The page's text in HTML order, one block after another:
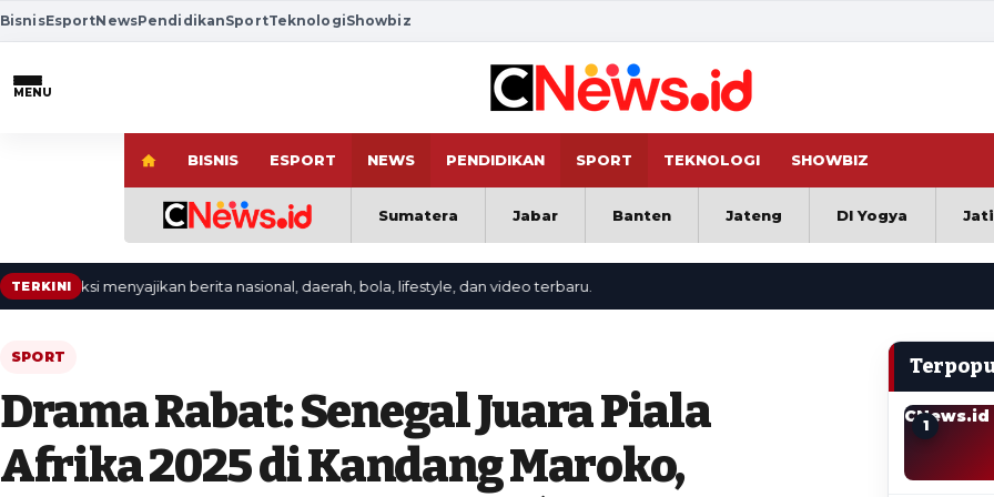
BisnisEsportNewsPendidikanSportTeknologiShowbiz
MENU
BISNIS ESPORT NEWS PENDIDIKAN SPORT TEKNOLOGI SHOWBIZ
Sumatera Jabar Banten Jateng DI Yogya
TERKINI
menyajikan berita nasional, daerah, bola, lifestyle, dan video terbaru.
SPORT
Drama Rabat: Senegal Juara Piala
Afrika 2025 di Kandang Maroko,
CNews.id
1